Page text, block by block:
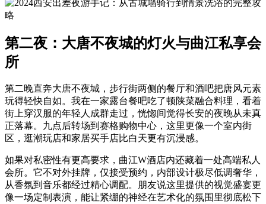
第二夜：大唐不夜城的灯火与曲江私享会
所
第二晚直奔大唐不夜城，步行街两侧的餐厅和酒吧把唐风元素
玩得轻快自如。我在一家露台餐吧吃了顿陕菜融合料理，看着
街上穿汉服的年轻人成群走过，恍惚间觉得长安的夜晚从未真
正落幕。九点后转场到赛格购物中心，这里更像一个室内街
区，逛潮玩店和家居买手店比白天更有沉浸感。
如果对私密性有更高要求，曲江W酒店内还藏着一处高端私人
会所。它不对外挂牌，仅接受预约，内部设计极尽低调奢华，
从香氛到音乐都经过精心调配。朋友说这里提供的视觉盛宴更
像一场定制表演，能让紧绷的神经在艺术化的氛围里彻底松下